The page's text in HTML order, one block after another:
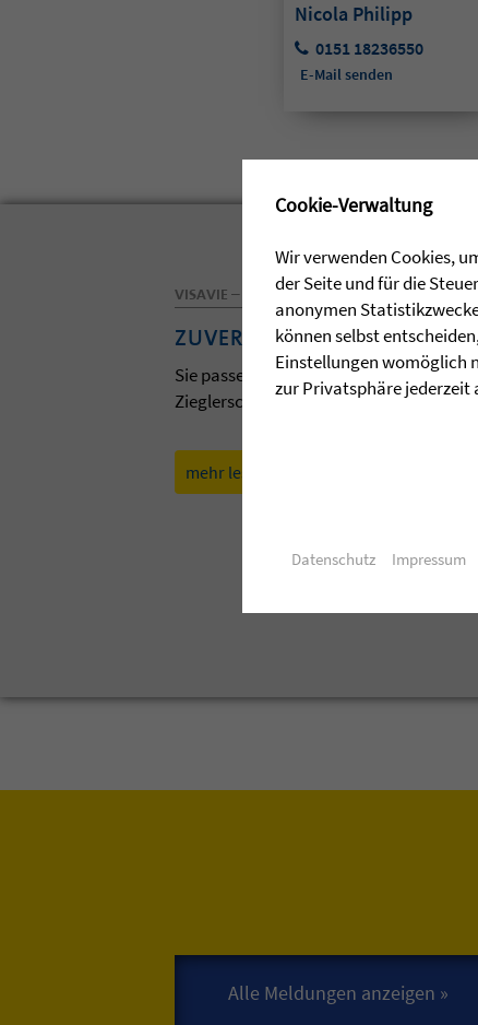
Nicola Philipp
0151 18236550
E-Mail senden
VISAVIE – DAS MAGAZIN DER ZIEGLERSCHEN
ZUVERSICHT
Sie passen zum Frühling und zur
Zieglerschen. Lassen Sie sich davon
mehr lesen »
Cookie-Verwaltung
Wir verwenden Cookies,
der Seite und für die
anonymen
können selbst
Einstellungen womöglich
zur Privatsphäre jederzeit
Datenschutz Impressum